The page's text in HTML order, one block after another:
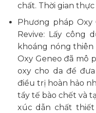
chất. Thời gian
Phương pháp Oxy
Revive: Lấy công
khoáng nóng
Oxy Geneo đã mô
oxy cho da để
điều trị hoàn hảo
tẩy tế bào chết và
xúc dẫn chất